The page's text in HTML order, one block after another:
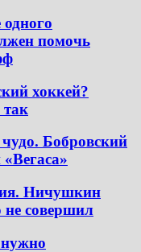
помочь
хоккей?
так
Бобровский
Ничушкин
не совершил